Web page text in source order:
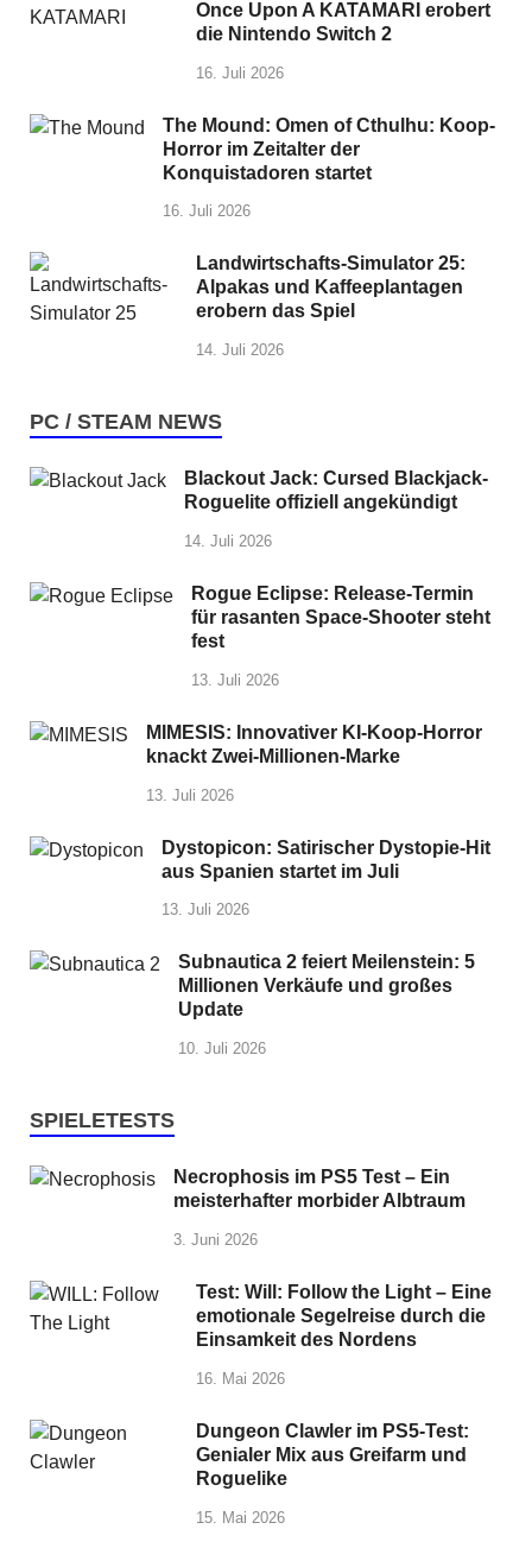
Once Upon A KATAMARI erobert
die Nintendo Switch 2
16. Juli 2026
The Mound: Omen of Cthulhu: Koop-
Horror im Zeitalter der
Konquistadoren startet
16. Juli 2026
Landwirtschafts-Simulator 25:
Alpakas und Kaffeeplantagen
erobern das Spiel
14. Juli 2026
PC / STEAM NEWS
Blackout Jack: Cursed Blackjack-
Roguelite offiziell angekündigt
14. Juli 2026
Rogue Eclipse: Release-Termin
für rasanten Space-Shooter steht
fest
13. Juli 2026
MIMESIS: Innovativer KI-Koop-Horror
knackt Zwei-Millionen-Marke
13. Juli 2026
Dystopicon: Satirischer Dystopie-Hit
aus Spanien startet im Juli
13. Juli 2026
Subnautica 2 feiert Meilenstein: 5
Millionen Verkäufe und großes
Update
10. Juli 2026
SPIELETESTS
Necrophosis im PS5 Test – Ein
meisterhafter morbider Albtraum
3. Juni 2026
Test: Will: Follow the Light – Eine
emotionale Segelreise durch die
Einsamkeit des Nordens
16. Mai 2026
Dungeon Clawler im PS5-Test:
Genialer Mix aus Greifarm und
Roguelike
15. Mai 2026